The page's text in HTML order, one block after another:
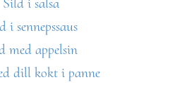
Sild i salsa
i sennepssaus
med appelsin
dill kokt i panne